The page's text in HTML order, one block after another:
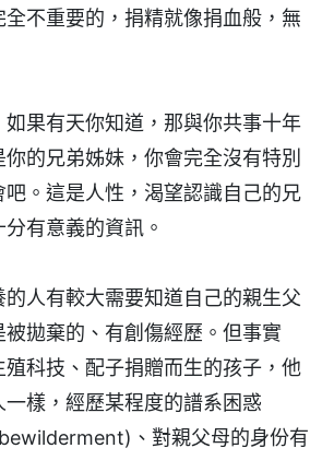
全不重要的，捐精就像捐血般，無
如果有天你知道，那與你共事十年
的兄弟姊妹，你會完全沒有特別
吧。這是人性，渴望認識自己的兄
有意義的資訊。
的人有較大需要知道自己的親生父
被拋棄的、有創傷經歷。但事實
殖科技、配子捐贈而生的孩子，他
樣，經歷某程度的譜系困惑
、對親父母的身份有